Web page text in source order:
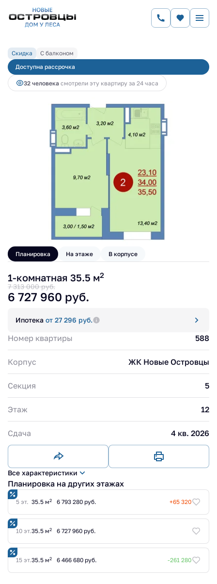
1-комнатная35.5 м
7 313 000 руб.
6 727 960 руб.
Ипотекаот 27 296 руб.
Скидка
С балконом
Доступна рассрочка
32 человекa смотрели эту квартиру за 24 часа
Планировка На этаже В корпусе
1-комнатная 35.5 м2
7 313 000 руб.
6 727 960 руб.
Ипотека от 27 296 руб.
Номер квартиры 588
Корпус ЖК Новые Островцы
Секция 5
Этаж 12
Сдача 4 кв. 2026
Все характеристики
Планировка на других этажах
5 эт. 35.5 м2 6 793 280 руб. +65 320
10 эт.35.5 м2 6 727 960 руб.
15 эт.35.5 м2 6 466 680 руб. -261 280